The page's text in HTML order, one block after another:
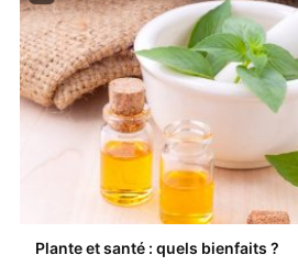
Plante et santé : quels bienfaits ?